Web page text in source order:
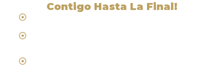
Contigo Hasta La Final!